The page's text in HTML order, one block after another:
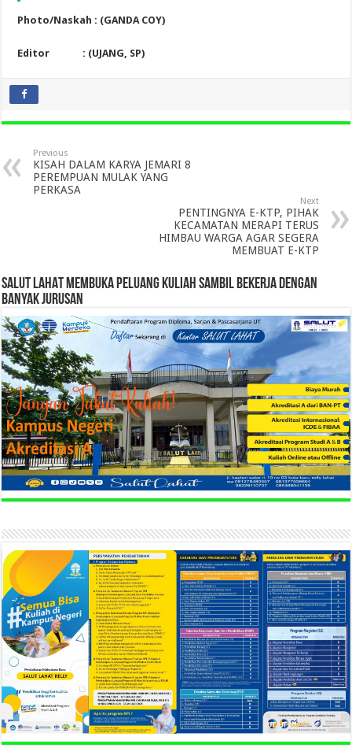
Photo/Naskah : (GANDA COY)
Editor : (UJANG, SP)
Previous
KISAH DALAM KARYA JEMARI 8
PEREMPUAN MULAK YANG
PERKASA
Next
PENTINGNYA E-KTP, PIHAK
KECAMATAN MERAPI TERUS
HIMBAU WARGA AGAR SEGERA
MEMBUAT E-KTP
SALUT LAHAT MEMBUKA PELUANG KULIAH SAMBIL BEKERJA DENGAN
BANYAK JURUSAN